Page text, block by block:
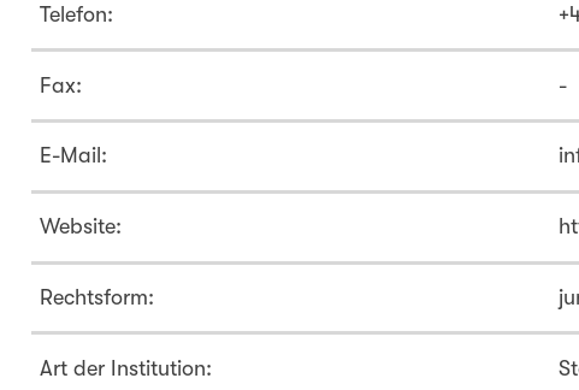
Telefon:
Fax: -
E-Mail:
Website:
Rechtsform:
Art der Institution: